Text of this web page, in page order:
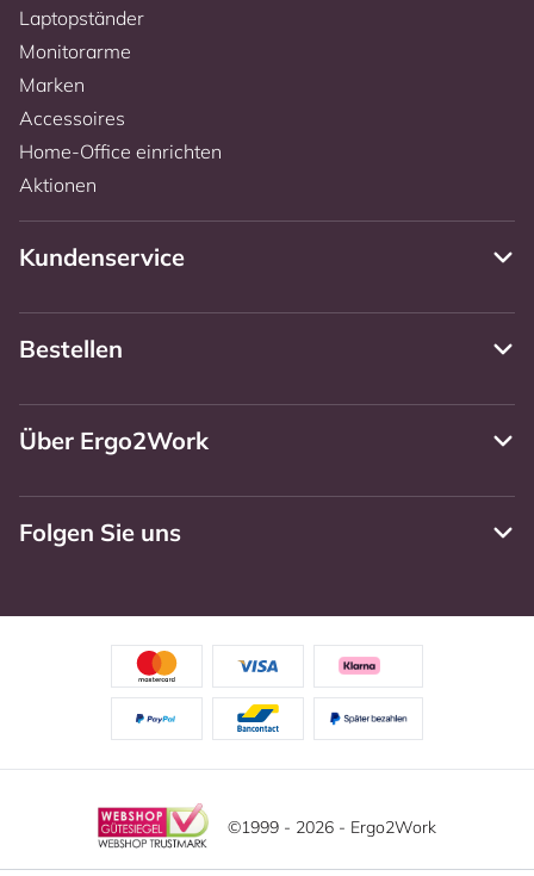
Laptopständer
Monitorarme
Marken
Accessoires
Home-Office einrichten
Aktionen
Kundenservice
Bestellen
Über Ergo2Work
Folgen Sie uns
©1999 - 2026 - Ergo2Work